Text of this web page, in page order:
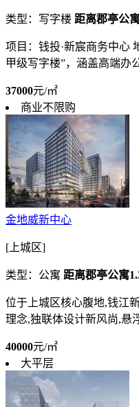
类型：写字楼 距离郡亭公
项目：钱投·新宸商务中心
甲级写字楼”，涵盖高端办
37000元/㎡
商业不限购
金地威新中心
[上城区]
类型：公寓 距离郡亭公寓
位于上城区核心腹地,钱江
理念,独联体设计新风尚,悬
40000元/㎡
大平层